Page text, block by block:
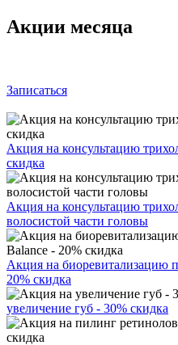
Акции месяца
Записаться
Акция на консультацию
скидка
Акция на консультацию
волосистой части головы
Акция на биоревитализацию
20% скидка
увеличение губ - 30% скидка